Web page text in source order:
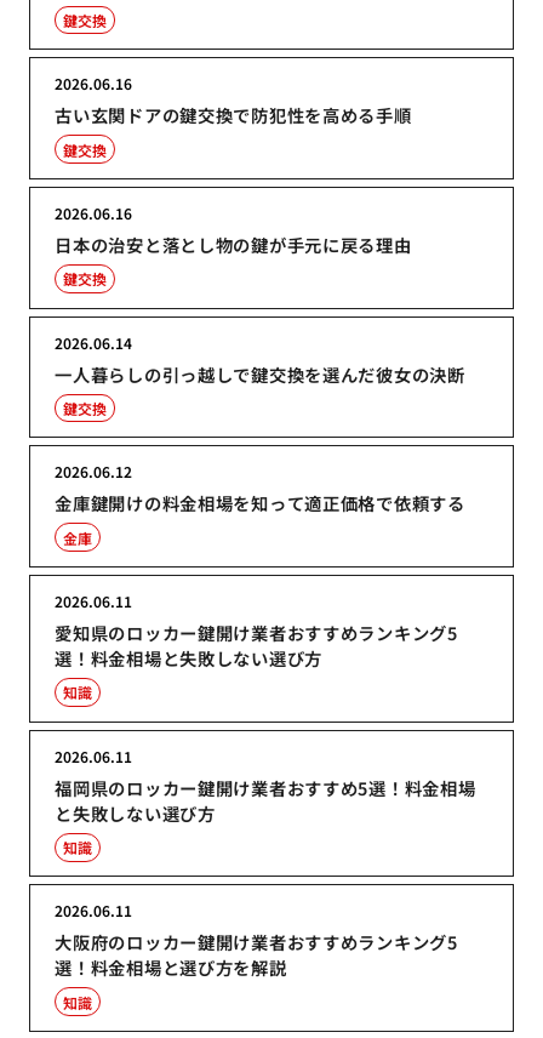
鍵交換
古い玄関ドアの鍵交換で防犯性を高める手順
2026.06.16
鍵交換
日本の治安と落とし物の鍵が手元に戻る理由
2026.06.16
鍵交換
一人暮らしの引っ越しで鍵交換を選んだ彼女の決断
2026.06.14
鍵交換
金庫鍵開けの料金相場を知って適正価格で依頼する
2026.06.12
金庫
愛知県のロッカー鍵開け業者おすすめランキング5
選！料金相場と失敗しない選び方
2026.06.11
知識
福岡県のロッカー鍵開け業者おすすめ5選！料金相場
と失敗しない選び方
2026.06.11
知識
大阪府のロッカー鍵開け業者おすすめランキング5
選！料金相場と選び方を解説
2026.06.11
知識